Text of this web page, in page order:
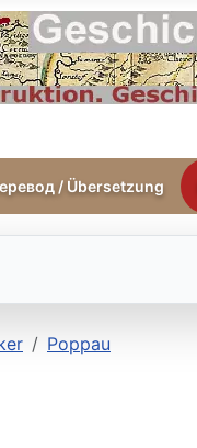
/ Übersetzung
Poppau